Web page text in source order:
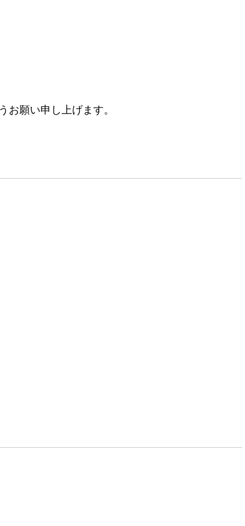
願い申し上げます。